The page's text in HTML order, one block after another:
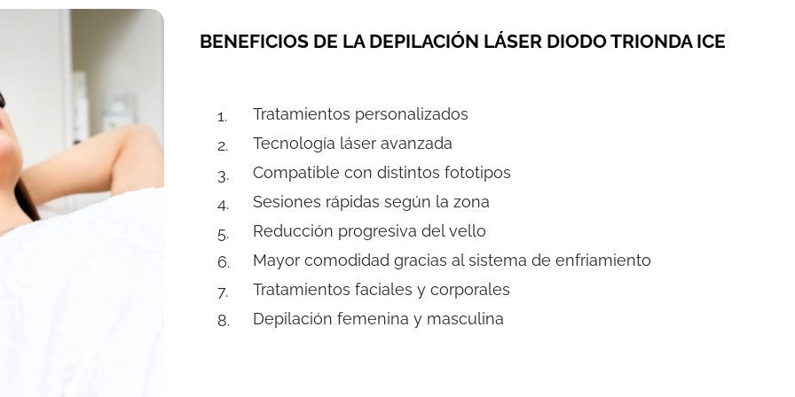
BENEFICIOS DE LA DEPILACIÓN LÁSER DIODO TRIONDA ICE
Tratamientos personalizados
Tecnología láser avanzada
Compatible con distintos fototipos
Sesiones rápidas según la zona
Reducción progresiva del vello
Mayor comodidad gracias al sistema de enfriamiento
Tratamientos faciales y corporales
Depilación femenina y masculina